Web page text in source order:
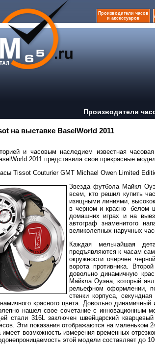
Производители часов
и аксессуаров
Производители
на выставке BaselWorld 2011
и часовым наследием известная
2011 представила свои прекрасные
Tissot Couturier GMT Michael Owen Limited
Звезда футбола Майкл
всем, кто решил купить
изящными линиями,
в черном и красно- белом
домашних играх и на
автограф знаменитого
великолепных наручных
Каждая мельчайшая
предъявляются к часам
окружности очерчен
ворота противника.
довольно динамичную
Майкла Оуэна, который
рельефном оформлении,
стенки корпуса,
красного цвета. Довольно
нашел свое сочетание с инновационным
стали 316L заключен швейцарский
Эти показания отображаются на маленьком
имеет возможность измерения временных
этой модели составляет до